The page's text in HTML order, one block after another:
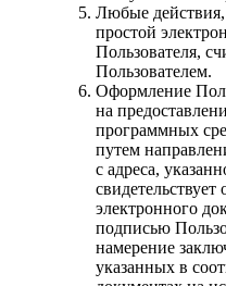
Любые
простой
Пользователя,
Пользователем.
Оформление
на
программных
путем
с адреса,
электронного
подписью
намерение
указанных в